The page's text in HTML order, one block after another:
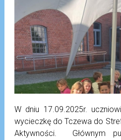
W dniu 17.09.2025r.
wycieczkę do Tczewa do
Aktywności. Głównym